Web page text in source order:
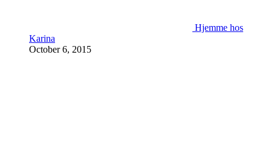
Hjemme hos
Karina
October 6, 2015